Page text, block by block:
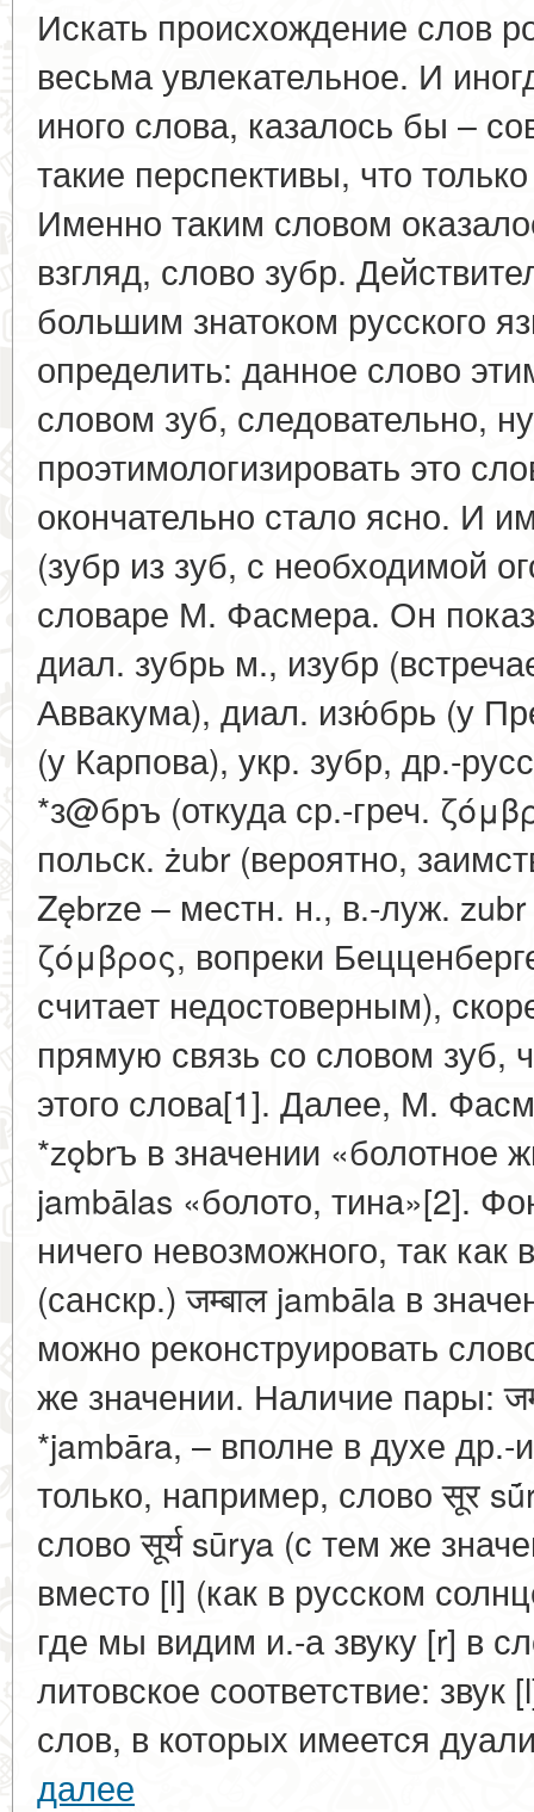
Искать происхождение слов
весьма увлекательное. И
иного слова, казалось бы –
такие перспективы, что
Именно таким словом
взгляд, слово зубр.
большим знатоком русского
определить: данное слово
словом зуб, следовательно,
проэтимологизировать это
окончательно стало ясно. И
(зубр из зуб, с необходимой
словаре М. Фасмера. Он
диал. зубрь м., изубр
Аввакума), диал. изю́брь (у
(у Карпова), укр. зубр, др.-
*з@бръ (откуда ср.-греч.
польск. żubr (вероятно,
Zębrzе – местн. н., в.-луж.
ζόμβρος, вопреки
считает недостоверным),
прямую связь со словом зуб,
этого слова[1]. Далее, М.
*zǫbrъ в значении «болотное
jambālas «болото, тина»[2].
ничего невозможного, так как
(санскр.) जम्बाल jambāla в
можно реконструировать
же значении. Наличие пары:
*jambāra, – вполне в духе
только, например, слово सूर
слово सूर्य sūrya (с тем же
вместо [l] (как в русском
где мы видим и.-а звуку [r] в
литовское соответствие:
слов, в которых имеется
далее